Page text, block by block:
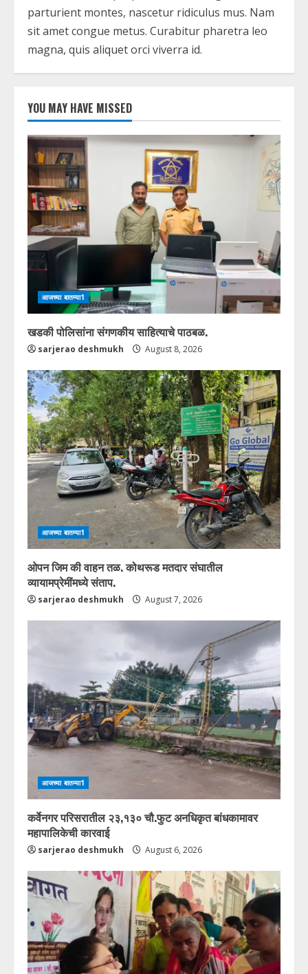
parturient montes, nascetur ridiculus mus. Nam
sit amet congue metus. Curabitur pharetra leo
magna, quis aliquet orci viverra id.
YOU MAY HAVE MISSED
आजच्या बातम्या1
खडकी पोलिसांना संगणकीय साहित्याचे पाठबळ.
sarjerao deshmukh August 8, 2026
आजच्या बातम्या1
ओपन जिम की वाहन तळ. कोथरूड मतदार संघातील
व्यायामप्रेमींमध्ये संताप.
sarjerao deshmukh August 7, 2026
आजच्या बातम्या1
कर्वेनगर परिसरातील २३,१३० चौ.फुट अनधिकृत बांधकामावर
महापालिकेची कारवाई
sarjerao deshmukh August 6, 2026